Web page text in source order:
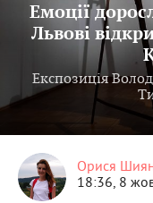
Емоції
Львові
Експозиція
Орися
18:36, 8